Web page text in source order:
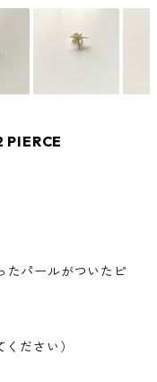
たパールがついたピ
ださい）